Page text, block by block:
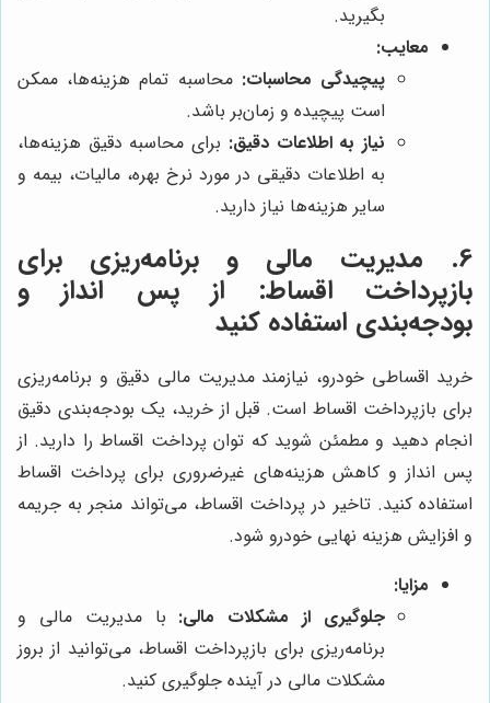
بگیرید.
معایب:
پیچیدگی محاسبات: محاسبه تمام هزینه‌ها، ممکن
است پیچیده و زمان‌بر باشد.
نیاز به اطلاعات دقیق: برای محاسبه دقیق هزینه‌ها،
به اطلاعات دقیقی در مورد نرخ بهره، مالیات، بیمه و
سایر هزینه‌ها نیاز دارید.
6. مدیریت مالی و برنامه‌ریزی برای
بازپرداخت اقساط: از پس انداز و
بودجه‌بندی استفاده کنید
خرید اقساطی خودرو، نیازمند مدیریت مالی دقیق و برنامه‌ریزی
برای بازپرداخت اقساط است. قبل از خرید، یک بودجه‌بندی دقیق
انجام دهید و مطمئن شوید که توان پرداخت اقساط را دارید. از
پس انداز و کاهش هزینه‌های غیرضروری برای پرداخت اقساط
استفاده کنید. تاخیر در پرداخت اقساط، می‌تواند منجر به جریمه
و افزایش هزینه نهایی خودرو شود.
مزایا:
جلوگیری از مشکلات مالی: با مدیریت مالی و
برنامه‌ریزی برای بازپرداخت اقساط، می‌توانید از بروز
مشکلات مالی در آینده جلوگیری کنید.